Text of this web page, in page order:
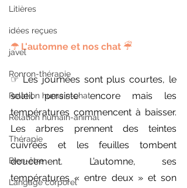
Litières
idées reçues
javel
Ronron-thérapie
Relation humain-chat
Relation humain-animal
Thérapie
Bien-être
Langage corporel
☂︎︎ L'automne et nos chat ☔︎︎
☞︎ Les journées sont plus courtes, le
soleil persiste encore mais les
températures commencent à baisser.
Les arbres prennent des teintes
cuivrées et les feuilles tombent
doucement. L’automne, ses
températures « entre deux » et son